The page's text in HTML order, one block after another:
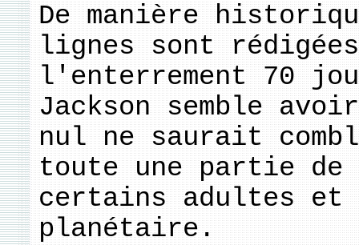
De manière
lignes sont
l'enterrement 70
Jackson semble
nul ne saurait
toute une partie de
certains adultes
planétaire.